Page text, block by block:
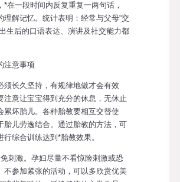
*在一段时间内反复重复一两句话，
理解记忆。统计表明：经常与父母“交
生后的口语表达、演讲及社交能力都
意事项
长久坚持，有规律地做才会有效
注意让宝宝得到充分的休息，无休止
累坏胎儿。各种胎教要相互交替使
胎儿劳逸结合。通过胎教的方法，可
行综合训练达到*胎教效果。
激。孕妇尽量不看惊险刺激或恐
不参加紧张的活动，可以多欣赏优美